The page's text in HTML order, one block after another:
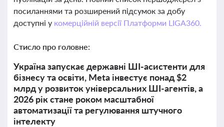
посиланнями та розширений підсумок за добу
доступні у комерційній версії Платформи LIGA360.
Стисло про головне:
Україна запускає державні ШІ-асистенти для
бізнесу та освіти, Meta інвестує понад $2
млрд у розвиток універсальних ШІ-агентів, а
2026 рік стане роком масштабної
автоматизації та регулювання штучного
інтелекту